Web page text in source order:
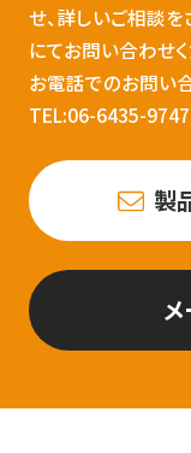
せ、詳しいご相談
にてお問い合わせく
お電話でのお問い
TEL:06-6435-9747
製